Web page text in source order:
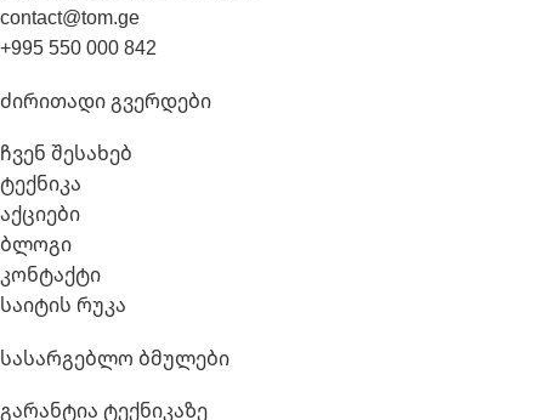
contact@tom.ge
+995 550 000 842
Ძირითადი Გვერდები
ჩვენ შესახებ
ტექნიკა
აქციები
ბლოგი
კონტაქტი
საიტის რუკა
Სასარგებლო Ბმულები
გარანტია ტექნიკაზე